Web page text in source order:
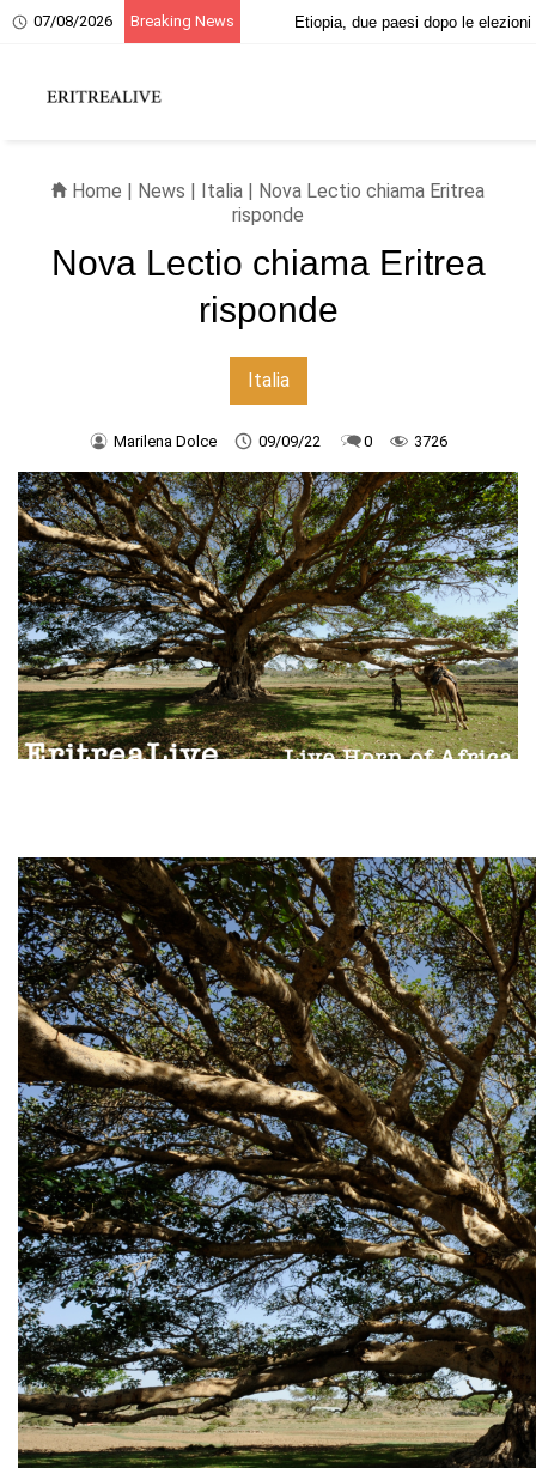
07/08/2026 Breaking News
20 giugno, ricordo dei martiri eritrei
Home | News | Italia | Nova Lectio chiama Eritrea
risponde
Nova Lectio chiama Eritrea
risponde
Italia
Marilena Dolce 09/09/22 0 3726